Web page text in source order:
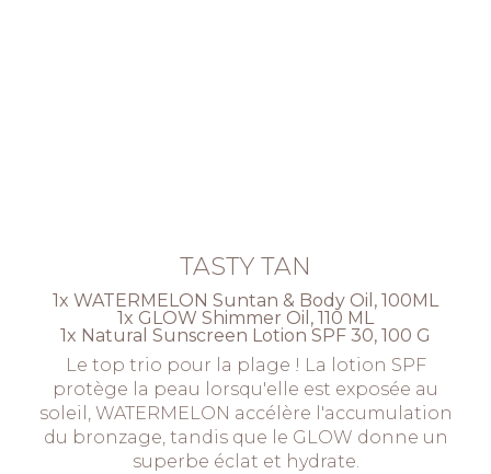
TASTY TAN
1x WATERMELON Suntan & Body Oil, 100ML
1x GLOW Shimmer Oil, 110 ML
1x Natural Sunscreen Lotion SPF 30, 100 G
Le top trio pour la plage ! La lotion SPF
protège la peau lorsqu'elle est exposée au
soleil, WATERMELON accélère l'accumulation
du bronzage, tandis que le GLOW donne un
superbe éclat et hydrate.